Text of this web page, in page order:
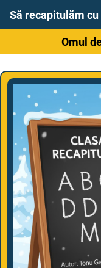
Să recapitulăm cu
Omul